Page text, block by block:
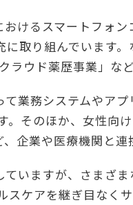
けるスマートフォ
取り組んでいます
ウド薬歴事業」な
業務システムやア
。そのほか、女性向
企業や医療機関と連
いますが、さまざ
スケアを継ぎ目なく